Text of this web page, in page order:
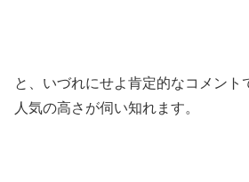
と、いづれにせよ肯定的なコメント
人気の高さが伺い知れます。